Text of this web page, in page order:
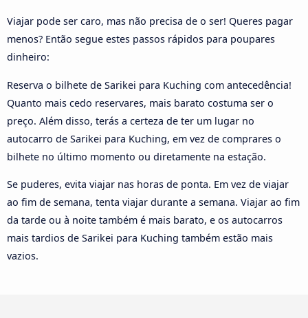
Viajar pode ser caro, mas não precisa de o ser! Queres pagar
menos? Então segue estes passos rápidos para poupares
dinheiro:
Reserva o bilhete de Sarikei para Kuching com antecedência!
Quanto mais cedo reservares, mais barato costuma ser o
preço. Além disso, terás a certeza de ter um lugar no
autocarro de Sarikei para Kuching, em vez de comprares o
bilhete no último momento ou diretamente na estação.
Se puderes, evita viajar nas horas de ponta. Em vez de viajar
ao fim de semana, tenta viajar durante a semana. Viajar ao fim
da tarde ou à noite também é mais barato, e os autocarros
mais tardios de Sarikei para Kuching também estão mais
vazios.